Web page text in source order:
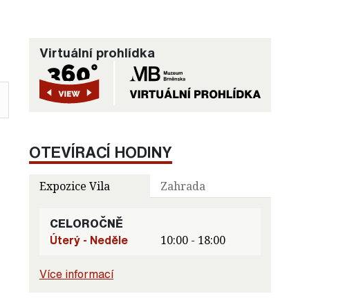
Virtuální prohlídka
OTEVÍRACÍ HODINY
Expozice Vila Zahrada
CELOROČNĚ
Úterý - Neděle
10:00 - 18:00
Více informací